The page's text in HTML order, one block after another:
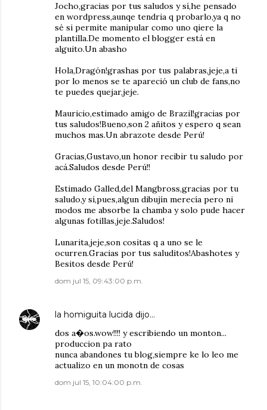
Jocho,gracias por tus saludos y sí,he pensado
en wordpress,aunqe tendria q probarlo,ya q no
sé si permite manipular como uno qiere la
plantilla.De momento el blogger está en
alguito.Un abasho
Hola,Dragón!grashas por tus palabras,jeje,a ti
por lo menos se te apareció un club de fans,no
te puedes quejar,jeje.
Mauricio,estimado amigo de Brazil!gracias por
tus saludos!Bueno,son 2 añitos y espero q sean
muchos mas.Un abrazote desde Perú!
Gracias,Gustavo,un honor recibir tu saludo por
acá.Saludos desde Perú!!
Estimado Galled,del Mangbross,gracias por tu
saludo,y sí,pues,algun dibujín merecía pero ni
modos me absorbe la chamba y solo pude hacer
algunas fotillas,jeje.Saludos!
Lunarita,jeje,son cositas q a uno se le
ocurren.Gracias por tus saluditos!Abashotes y
Besitos desde Perú!
dom jul 15, 09:43:00 p.m.
la homiguita lucida dijo…
dos a�os.wow!!!! y escribiendo un monton...
produccion pa rato
nunca abandones tu blog,siempre ke lo leo me
actualizo en un monotn de cosas
dom jul 15, 10:04:00 p.m.